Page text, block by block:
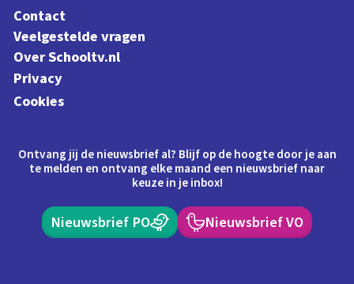
Contact
Veelgestelde vragen
Over Schooltv.nl
Privacy
Cookies
Ontvang jij de nieuwsbrief al? Blijf op de hoogte door je aan
te melden en ontvang elke maand een nieuwsbrief naar
keuze in je inbox!
Nieuwsbrief PO Nieuwsbrief VO